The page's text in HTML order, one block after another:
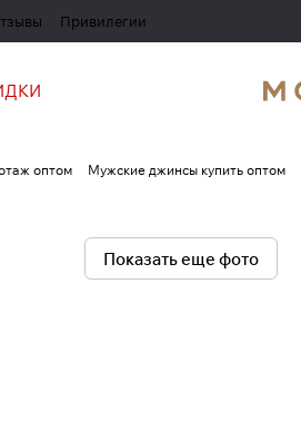
Привилегии
оптом Мужские джинсы купить оптом
Показать еще фото